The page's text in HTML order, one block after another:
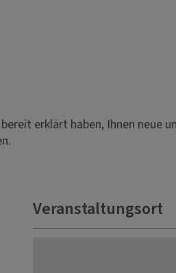
erklärt haben, Ihnen neue
Veranstaltungsort